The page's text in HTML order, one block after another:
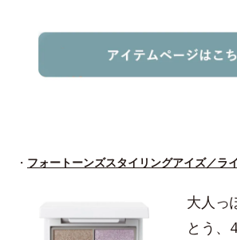
・ フォートーンズスタイリングアイズ／ラ
大人っ
とう、